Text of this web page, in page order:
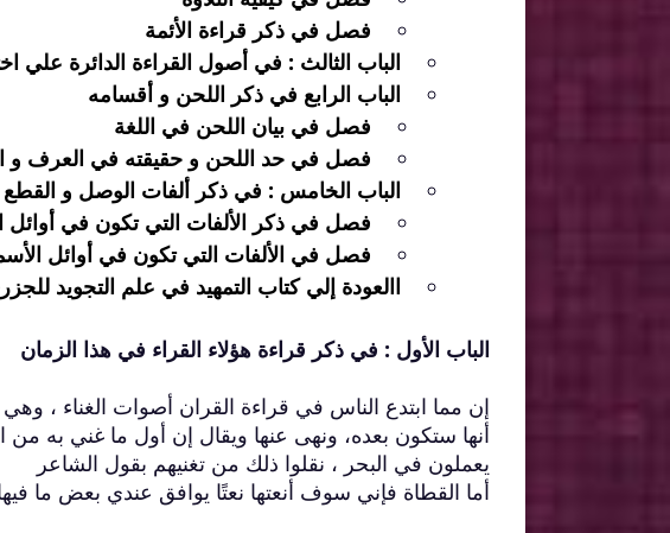
فصل في ذكر قراءة الأئمة
الباب الثالث : في أصول القراءة الدائرة علي
الباب الرابع في ذكر اللحن و أقسامه
فصل في بيان اللحن في اللغة
فصل في حد اللحن و حقيقته في العرف و
الباب الخامس : في ذكر ألفات الوصل و القطع
فصل في ذكر الألفات التي تكون في أوائل
فصل في الألفات التي تكون في أوائل
االعودة إلي كتاب التمهيد في علم التجويد
الباب الأول : في ذكر قراءة هؤلاء القراء في هذا الزمان
إن مما ابتدع الناس في قراءة القران أصوات الغناء ،
أنها ستكون بعده، ونهى عنها ويقال إن أول ما غني به
يعملون في البحر ، نقلوا ذلك من تغنيهم بقول الشاعر
أما القطاة فإني سوف أنعتها نعتًا يوافق عندي بعض ما